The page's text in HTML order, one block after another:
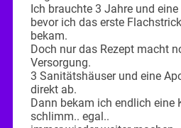
Ich brauchte 3 Jahre und
bevor ich das erste
bekam.
Doch nur das Rezept macht
Versorgung.
3 Sanitätshäuser und eine
direkt ab.
Dann bekam ich endlich eine
schlimm.. egal..